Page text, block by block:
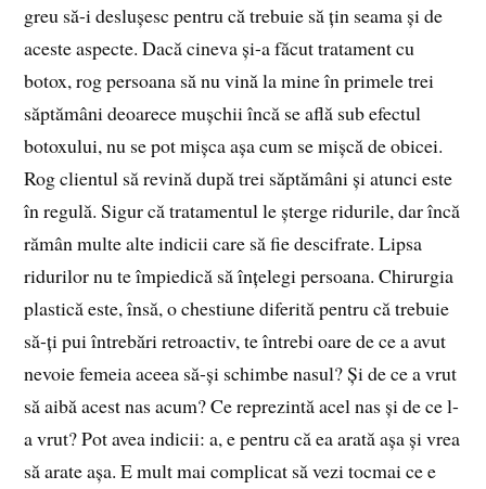
greu să-i deslușesc pentru că trebuie să țin seama și de
aceste aspecte. Dacă cineva și-a făcut tratament cu
botox, rog persoana să nu vină la mine în primele trei
săptămâni deoarece mușchii încă se află sub efectul
botoxului, nu se pot mișca așa cum se mișcă de obicei.
Rog clientul să revină după trei săptămâni și atunci este
în regulă. Sigur că tratamentul le șterge ridurile, dar încă
rămân multe alte indicii care să fie descifrate. Lipsa
ridurilor nu te împiedică să înțelegi persoana. Chirurgia
plastică este, însă, o chestiune diferită pentru că trebuie
să-ți pui întrebări retroactiv, te întrebi oare de ce a avut
nevoie femeia aceea să-și schimbe nasul? Și de ce a vrut
să aibă acest nas acum? Ce reprezintă acel nas și de ce l-
a vrut? Pot avea indicii: a, e pentru că ea arată așa și vrea
să arate așa. E mult mai complicat să vezi tocmai ce e